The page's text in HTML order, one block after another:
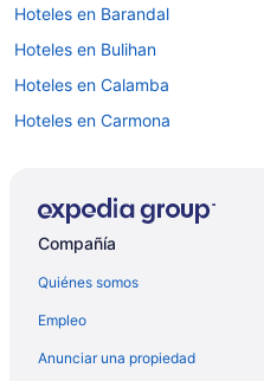
Hoteles en Barandal
Hoteles en Bulihan
Hoteles en Calamba
Hoteles en Carmona
Hoteles en la playa en Cavite
Hoteles en San Nicolas
Hoteles en Santa Rosa
Compañía
Quiénes somos
Empleo
Anunciar una propiedad